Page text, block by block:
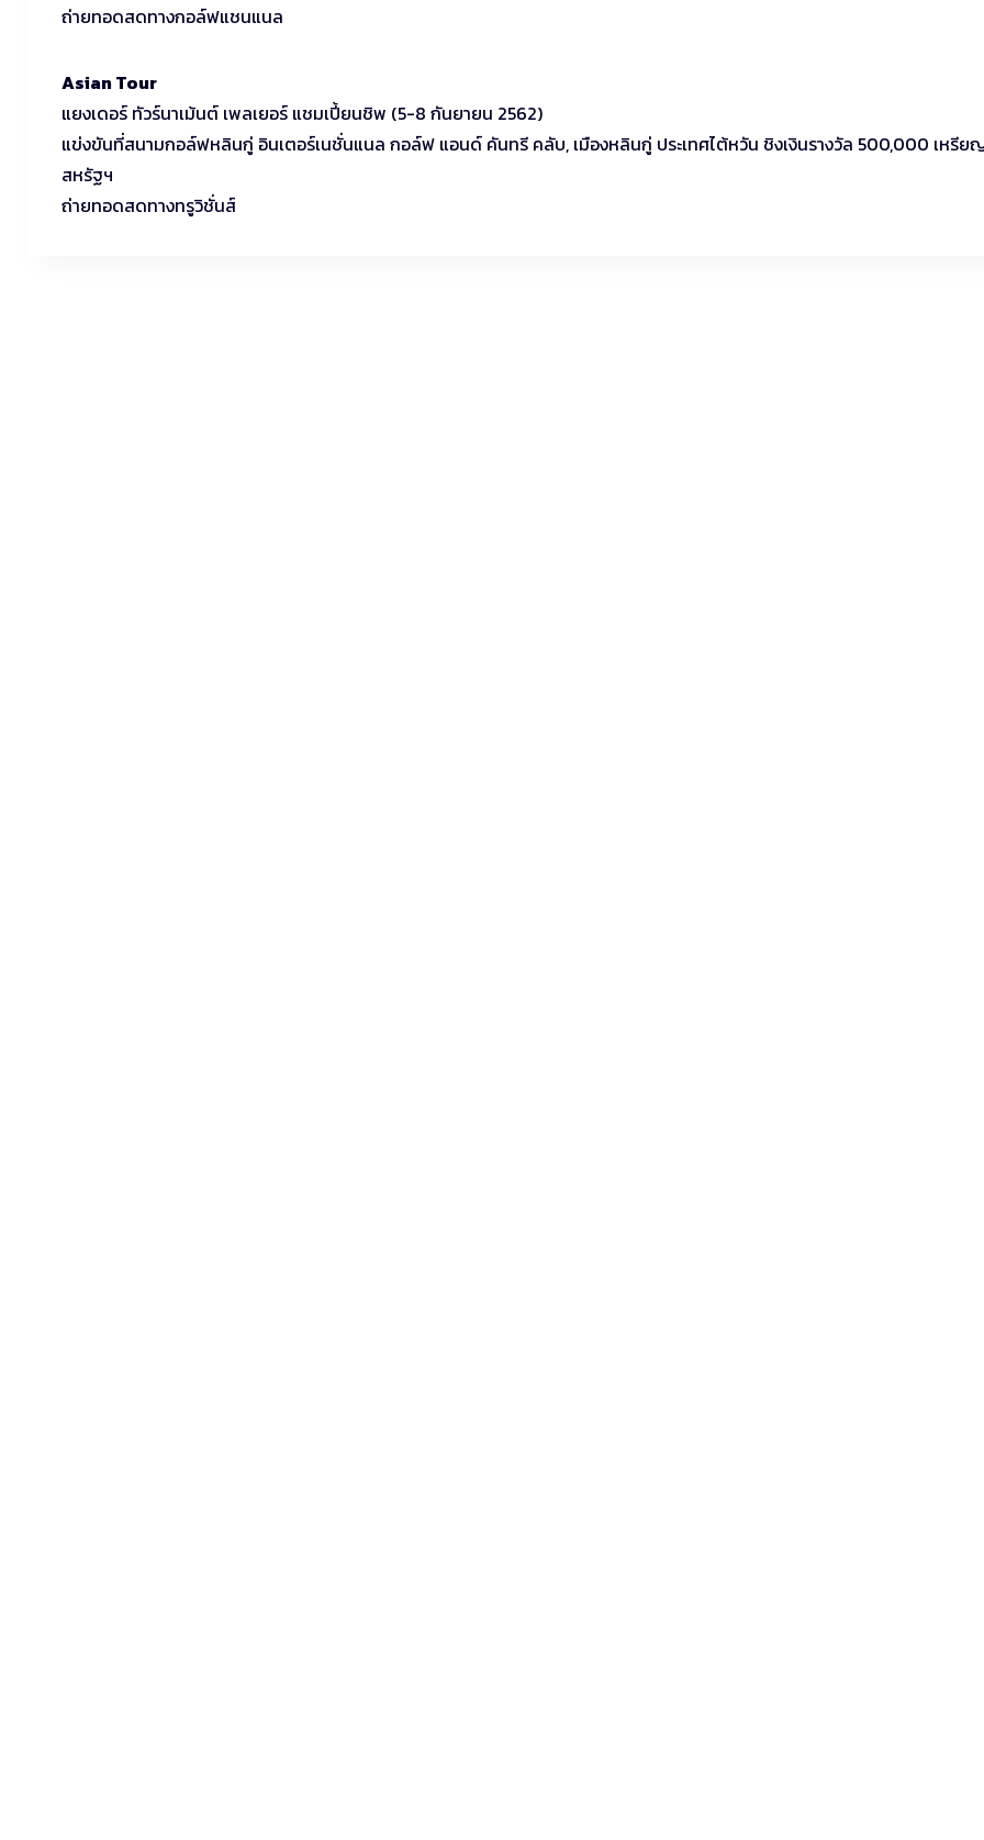
ถ่ายทอดสดทางกอล์ฟแชนแนล
Asian Tour
แยงเดอร์ ทัวร์นาเม้นต์ เพลเยอร์ แชมเปี้ยนชิพ (5-8 กันยายน 2562)
แข่งขันที่สนามกอล์ฟหลินกู่ อินเตอร์เนชั่นแนล กอล์ฟ แอนด์ คันทรี คลับ, เมืองหลินกู่ ประเทศไต้หวัน ชิงเงินรางวัล 500,000 เหรีย
สหรัฐฯ
ถ่ายทอดสดทางทรูวิชั่นส์